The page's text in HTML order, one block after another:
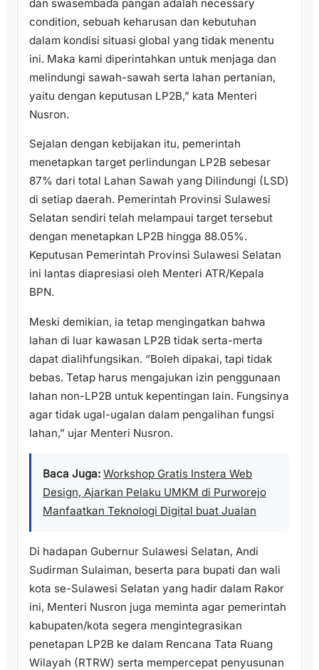
dan swasembada pangan adalah necessary
condition, sebuah keharusan dan kebutuhan
dalam kondisi situasi global yang tidak menentu
ini. Maka kami diperintahkan untuk menjaga dan
melindungi sawah-sawah serta lahan pertanian,
yaitu dengan keputusan LP2B,” kata Menteri
Nusron.
Sejalan dengan kebijakan itu, pemerintah
menetapkan target perlindungan LP2B sebesar
87% dari total Lahan Sawah yang Dilindungi (LSD)
di setiap daerah. Pemerintah Provinsi Sulawesi
Selatan sendiri telah melampaui target tersebut
dengan menetapkan LP2B hingga 88.05%.
Keputusan Pemerintah Provinsi Sulawesi Selatan
ini lantas diapresiasi oleh Menteri ATR/Kepala
BPN.
Meski demikian, ia tetap mengingatkan bahwa
lahan di luar kawasan LP2B tidak serta-merta
dapat dialihfungsikan. “Boleh dipakai, tapi tidak
bebas. Tetap harus mengajukan izin penggunaan
lahan non-LP2B untuk kepentingan lain. Fungsinya
agar tidak ugal-ugalan dalam pengalihan fungsi
lahan,” ujar Menteri Nusron.
Baca Juga: Workshop Gratis Instera Web
Design, Ajarkan Pelaku UMKM di Purworejo
Manfaatkan Teknologi Digital buat Jualan
Di hadapan Gubernur Sulawesi Selatan, Andi
Sudirman Sulaiman, beserta para bupati dan wali
kota se-Sulawesi Selatan yang hadir dalam Rakor
ini, Menteri Nusron juga meminta agar pemerintah
kabupaten/kota segera mengintegrasikan
penetapan LP2B ke dalam Rencana Tata Ruang
Wilayah (RTRW) serta mempercepat penyusunan